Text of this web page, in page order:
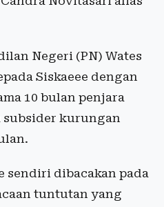
Negeri (PN) Wates
Siskaeee dengan
10 bulan penjara
subsider kurungan
sendiri dibacakan pada
tuntutan yang